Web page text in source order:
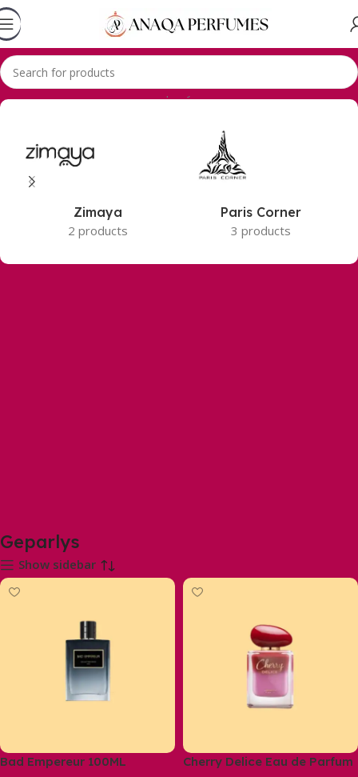
Accueil Produits identifiés “Geparlys”
Zimaya
2 products
Paris Corner
3 products
Geparlys
Show sidebar
Bad Empereur 100ML
Cherry Delice Eau de Parfum